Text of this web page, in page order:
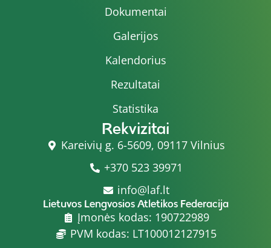
Dokumentai
Galerijos
Kalendorius
Rezultatai
Statistika
Rekvizitai
Kareivių g. 6-5609, 09117 Vilnius
+370 523 39971
info@laf.lt
Lietuvos Lengvosios Atletikos Federacija
Įmonės kodas: 190722989
PVM kodas: LT100012127915